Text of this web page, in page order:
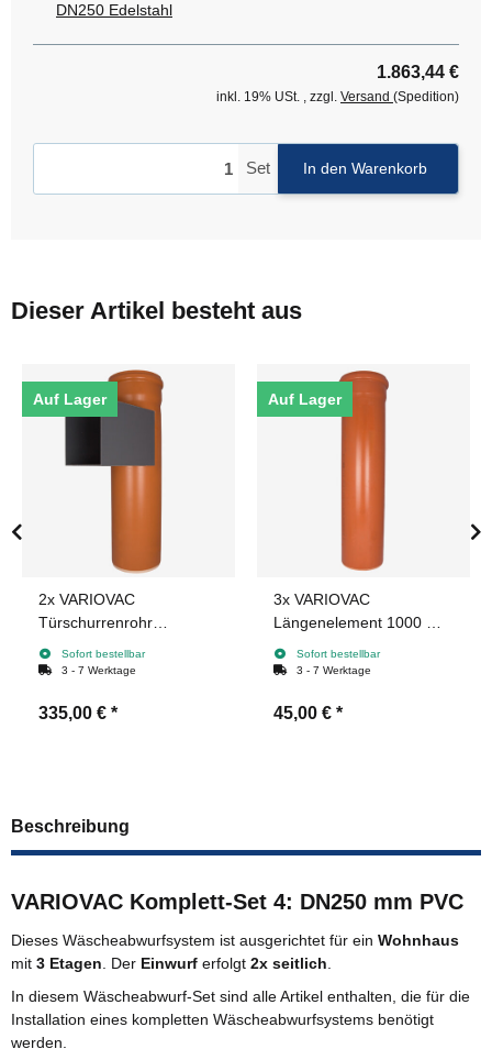
DN250 Edelstahl
1.863,44 €
inkl. 19% USt. , zzgl. Versand (Spedition)
Set In den Warenkorb
Dieser Artikel besteht aus
Auf Lager
2x VARIOVAC
Türschurrenrohr
(quadratisch) DN250 mm
PVC
Sofort bestellbar
3 - 7 Werktage
335,00 € *
Auf Lager
3x VARIOVAC
Längenelement 1000 mm
- DN250 mm PVC
Sofort bestellbar
3 - 7 Werktage
45,00 € *
Beschreibung
VARIOVAC Komplett-Set 4: DN250 mm PVC
Dieses Wäscheabwurfsystem ist ausgerichtet für ein Wohnhaus
mit 3 Etagen . Der Einwurf erfolgt 2x seitlich
In diesem Wäscheabwurf-Set sind alle Artikel enthalten, die für die
Installation eines kompletten Wäscheabwurfsystems benötigt
werden.